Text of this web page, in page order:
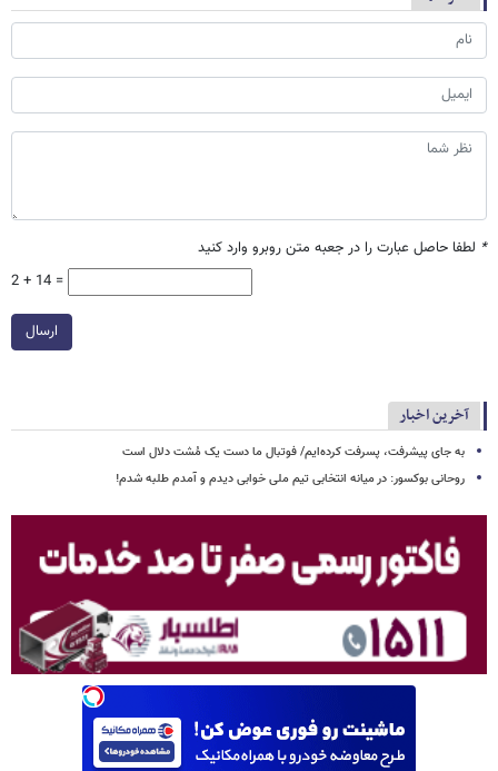
* لطفا حاصل عبارت را در جعبه متن روبرو وارد کنید
2 + 14 =
ارسال
آخرین اخبار
به جای پیشرفت، پسرفت کرده‌ایم/ فوتبال ما دست یک مُشت دلال است
روحانی بوکسور: در میانه انتخابی تیم ملی خوابی دیدم و آمدم طلبه شدم!